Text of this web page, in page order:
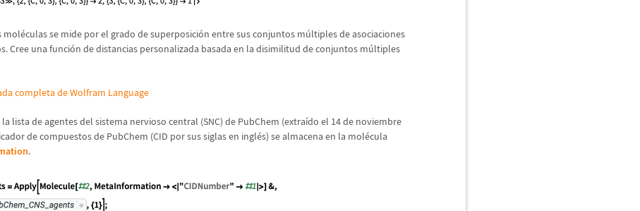
moléculas se mide por el grado de superposición entre sus conjuntos múltiples de asociaciones
Cree una función de distancias personalizada basada en la disimilitud de conjuntos múltiples
completa de Wolfram Language
lista de agentes del sistema nervioso central (SNC) de PubChem (extraído el 14 de noviembre
de compuestos de PubChem (CID por sus siglas en inglés) se almacena en la molécula
.